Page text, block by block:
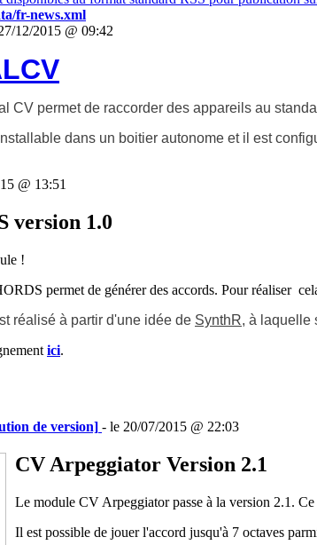
fr-news.xml
12/2015 @ 09:42
CV permet de raccorder des appareils au
dans un boitier autonome et il est
@ 13:51
version 1.0
!
permet de générer des accords. Pour réaliser
réalisé à partir d'une idée de SynthR, à laquelle
ici.
de version] - le 20/07/2015 @ 22:03
CV Arpeggiator Version 2.1
Le module CV Arpeggiator passe à la version 2.1.
Il est possible de jouer l'accord jusqu'à 7 octaves